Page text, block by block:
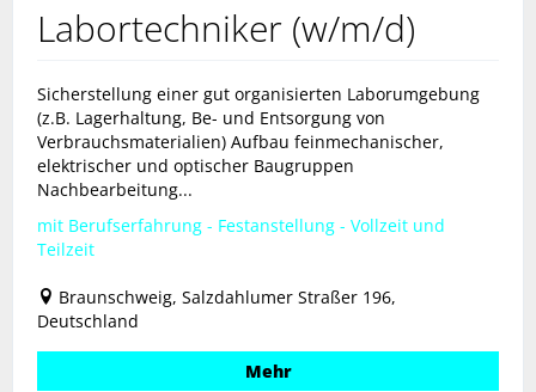
Labortechniker (w/m/d)
Sicherstellung einer gut organisierten Laborumgebung
(z.B. Lagerhaltung, Be- und Entsorgung von
Verbrauchsmaterialien) Aufbau feinmechanischer,
elektrischer und optischer Baugruppen
Nachbearbeitung...
mit Berufserfahrung - Festanstellung - Vollzeit und
Teilzeit
Braunschweig, Salzdahlumer Straßer 196,
Deutschland
Mehr